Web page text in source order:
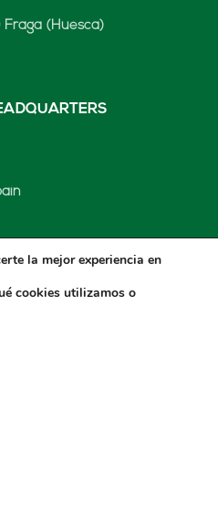
(Huesca)
Empresarial
la mejor experiencia en
cookies utilizamos o